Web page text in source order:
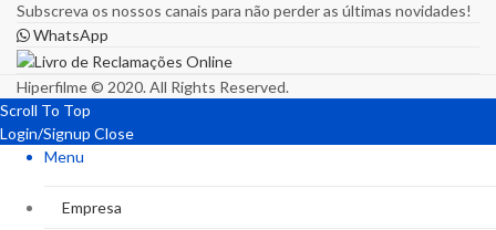
Subscreva os nossos canais para não perder as últimas novidades!
WhatsApp
Hiperfilme © 2020. All Rights Reserved.
Scroll To Top
Login/Signup Close
Menu
Empresa